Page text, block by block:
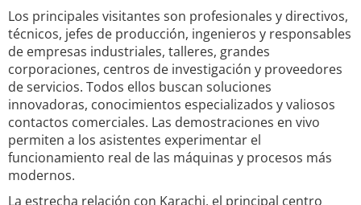
Los principales visitantes son profesionales y directivos,
técnicos, jefes de producción, ingenieros y responsables
de empresas industriales, talleres, grandes
corporaciones, centros de investigación y proveedores
de servicios. Todos ellos buscan soluciones
innovadoras, conocimientos especializados y valiosos
contactos comerciales. Las demostraciones en vivo
permiten a los asistentes experimentar el
funcionamiento real de las máquinas y procesos más
modernos.
La estrecha relación con Karachi, el principal centro